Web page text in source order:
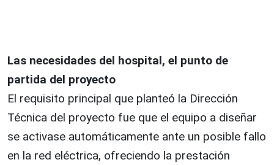
Las necesidades del hospital, el punto de
partida del proyecto
El requisito principal que planteó la Dirección
Técnica del proyecto fue que el equipo a diseñar
se activase automáticamente ante un posible fallo
en la red eléctrica, ofreciendo la prestación